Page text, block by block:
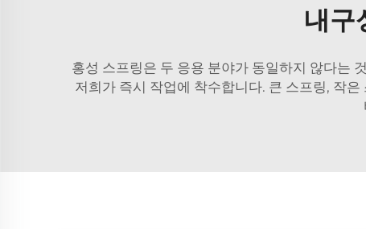
내구
홍성 스프링은 두 응용 분야가 동일하지 않다는
저희가 즉시 작업에 착수합니다. 큰 스프링, 작